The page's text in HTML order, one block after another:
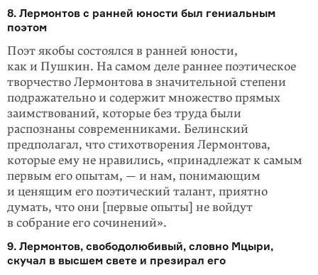
8. Лермонтов с ранней юности был гениальным
поэтом
Поэт якобы состоялся в ранней юности,
как и Пушкин. На самом деле раннее поэтическое
творчество Лермонтова в значительной степени
подражательно и содержит множество прямых
заимствований, которые без труда были
распознаны современниками. Белинский
предполагал, что стихотворения Лермонтова,
которые ему не нравились, «принадлежат к самым
первым его опытам, — и нам, понимающим
и ценящим его поэтический талант, приятно
думать, что они [первые опыты] не войдут
в собрание его сочинений».
9. Лермонтов, свободолюбивый, словно Мцыри,
скучал в высшем свете и презирал его